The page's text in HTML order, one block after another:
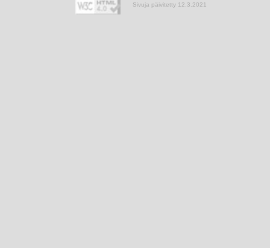
Sivuja päivitetty 12.3.2021